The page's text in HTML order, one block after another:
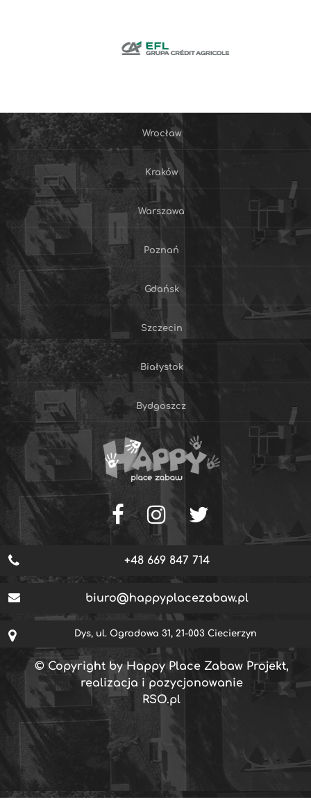
Wrocław
Kraków
Warszawa
Poznań
Gdańsk
Szczecin
Białystok
Bydgoszcz
+48 669 847 714
biuro@happyplacezabaw.pl
Dys, ul. Ogrodowa 31, 21-003 Ciecierzyn
© Copyright by Happy Place Zabaw Projekt,
realizacja i pozycjonowanie
RSO.pl